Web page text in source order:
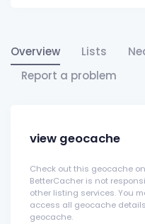
Overview Lists
Report a problem
view geocache
Check out this geocache
BetterCacher is not
other listing services. You
access all geocache
geocache.